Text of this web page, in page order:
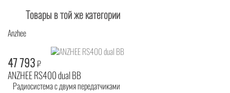
Товары в той же категории
Anzhee
47 793₽
ANZHEE RS400 dual BB
Радиосистема с двумя передатчиками